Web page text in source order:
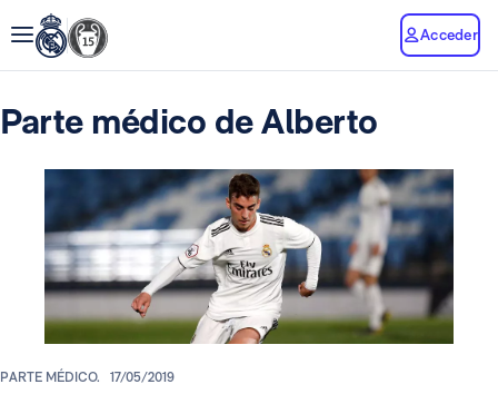
Acceder
Parte médico de Alberto
PARTE MÉDICO. 17/05/2019